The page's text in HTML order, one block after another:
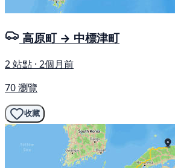
高原町 → 中標津町
2 站點 · 2個月前
70 瀏覽
收藏